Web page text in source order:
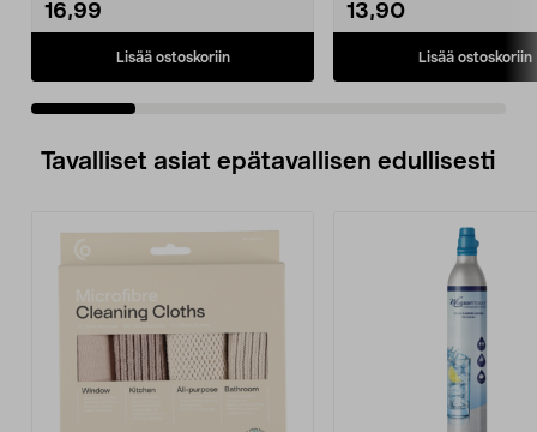
16,99
Lisää ostoskoriin
13,90
Lisää ostoskoriin
Tavalliset asiat epätavallisen edullisesti